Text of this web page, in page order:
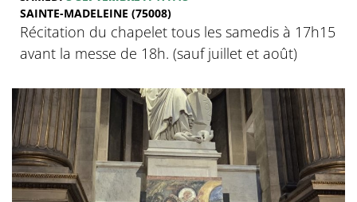
SAINTE-MADELEINE (75008)
Récitation du chapelet tous les samedis à 17h15
avant la messe de 18h. (sauf juillet et août)